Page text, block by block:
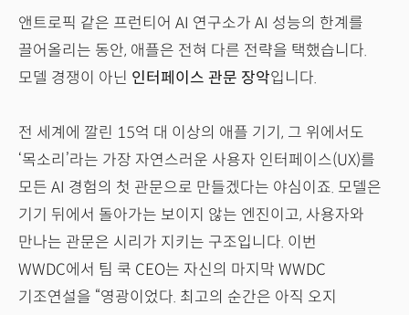
앤트로픽 같은 프런티어 AI 연구소가 AI 성능의 한계를
끌어올리는 동안, 애플은 전혀 다른 전략을 택했습니다.
모델 경쟁이 아닌 인터페이스 관문 장악입니다.
전 세계에 깔린 15억 대 이상의 애플 기기, 그 위에서도
‘목소리’라는 가장 자연스러운 사용자 인터페이스(UX)를
모든 AI 경험의 첫 관문으로 만들겠다는 야심이죠. 모델은
기기 뒤에서 돌아가는 보이지 않는 엔진이고, 사용자와
만나는 관문은 시리가 지키는 구조입니다. 이번
WWDC에서 팀 쿡 CEO는 자신의 마지막 WWDC
기조연설을 “영광이었다. 최고의 순간은 아직 오지